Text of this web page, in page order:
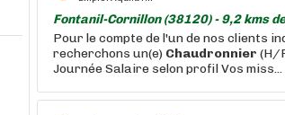
Fontanil-Cornillon (38120) - 9,2 kms
Pour le compte de l'un de nos clients
recherchons un(e) Chaudronnier (H/
Journée Salaire selon profil Vos miss...